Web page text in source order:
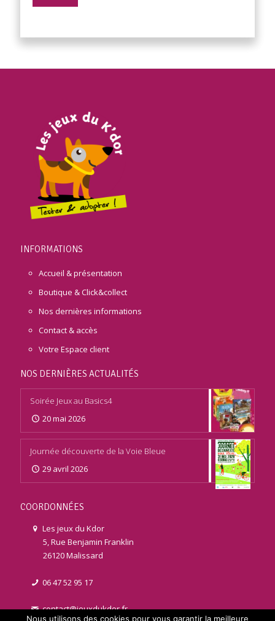
INFORMATIONS
Accueil & présentation
Boutique & Click&collect
Nos dernières informations
Contact & accès
Votre Espace client
NOS DERNIÈRES ACTUALITÉS
Soirée Jeux au Basics4
20 mai 2026
Journée découverte de la Voie Bleue
29 avril 2026
COORDONNÉES
Les jeux du Kdor
5, Rue Benjamin Franklin
26120 Malissard
06 47 52 95 17
contact@jeuxdukdor.fr
Nous utilisons des cookies pour vous garantir la meilleure